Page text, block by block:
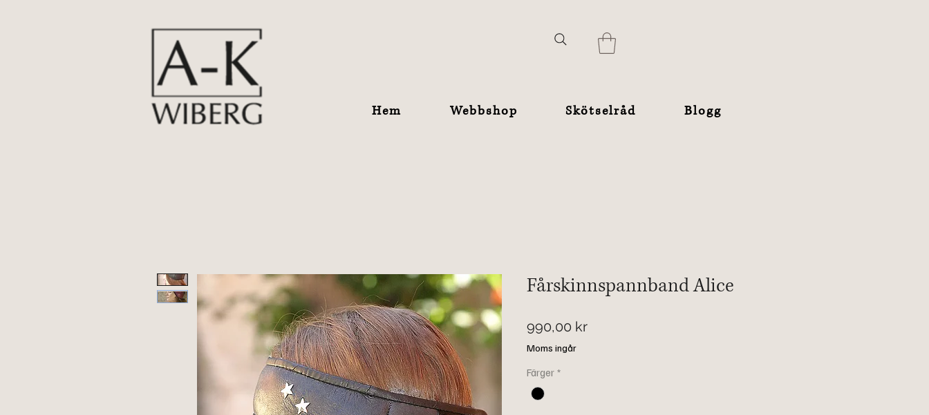
Hem Webbshop Skötselråd Blogg
Fårskinnspannband Alice
990,00 krPris
Moms ingår
Färger *